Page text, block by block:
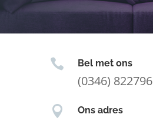
 Bel met ons
(0346) 822796
 Ons adres